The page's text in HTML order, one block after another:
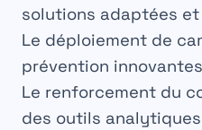
solutions adaptées
Le déploiement de
prévention
Le renforcement du
des outils